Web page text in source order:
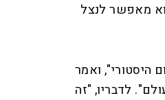
n
t
n
מאפשר לנצל
היסטורי", ואמר
לדבריו, "זה